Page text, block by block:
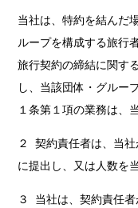
当社は、特約を結んだ
ループを構成する旅行
旅行契約の締結に関す
し、当該団体・グルー
１条第１項の業務は、
２ 契約責任者は、当
に提出し、又は人数を
３ 当社は、契約責任